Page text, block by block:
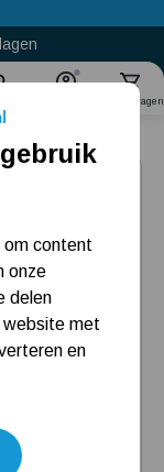
Winkelwagen
om content
onze
delen
website met
en